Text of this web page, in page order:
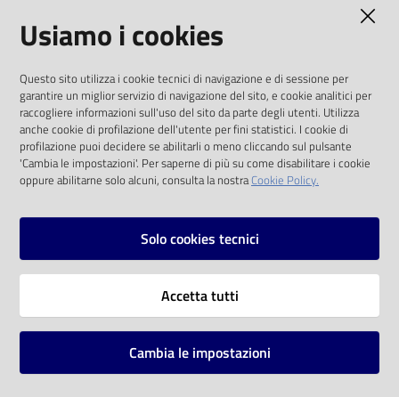
Catalogo
on line
Eventi
Chiedi al
bibliotecario
solo alle condizioni previste dalla direttiva
comunitaria 2003/98/CE e dal d.lgs. 36/2006
SOCIAL
Instagram
Vai alla pagina
Mappa del sito
Usiamo i cookies
Questo sito utilizza i cookie tecnici di navigazione e di sessione per
garantire un miglior servizio di navigazione del sito, e cookie analitici per
raccogliere informazioni sull'uso del sito da parte degli utenti. Utilizza
anche cookie di profilazione dell'utente per fini statistici. I cookie di
profilazione puoi decidere se abilitarli o meno cliccando sul pulsante
'Cambia le impostazioni'. Per saperne di più su come disabilitare i cookie
oppure abilitarne solo alcuni, consulta la nostraCookie Policy.
Solo cookies tecnici
Accetta tutti
Cambia le impostazioni